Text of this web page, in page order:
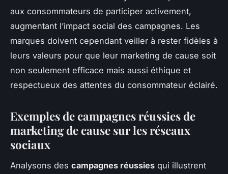
aux consommateurs de participer activement,
augmentant l’impact social des campagnes. Les
marques doivent cependant veiller à rester fidèles à
leurs valeurs pour que leur marketing de cause soit
non seulement efficace mais aussi éthique et
respectueux des attentes du consommateur éclairé.
Exemples de campagnes réussies de
marketing de cause sur les réseaux
sociaux
Analysons des campagnes réussies qui illustrent